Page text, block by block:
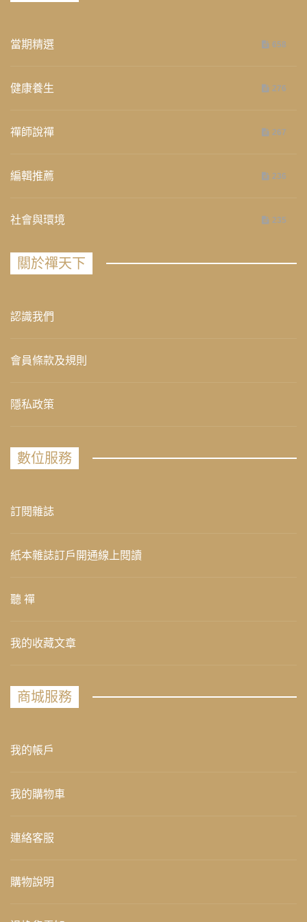
當期精選 658
健康養生 276
禪師說禪 267
編輯推薦 236
社會與環境 235
關於禪天下
認識我們
會員條款及規則
隱私政策
數位服務
訂閱雜誌
紙本雜誌訂戶開通線上閱讀
聽 禪
我的收藏文章
商城服務
我的帳戶
我的購物車
連絡客服
購物說明